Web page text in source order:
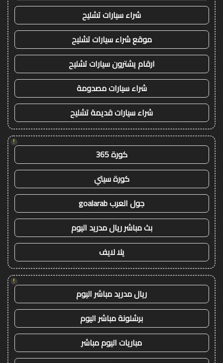
شراء سيارات تشليح
موقع شراء سيارات تشليح
ارقام يشترون سيارات تشليح
شراء سيارات مصدومة
شراء سيارات قديمة تشليح
!
كورة 365
كورة سيتي
جول العرب goalarab
بث مباشر ريال مدريد اليوم
يلا لايف
!
ريال مدريد مباشر اليوم
برشلونة مباشر اليوم
مباريات اليوم مباشر